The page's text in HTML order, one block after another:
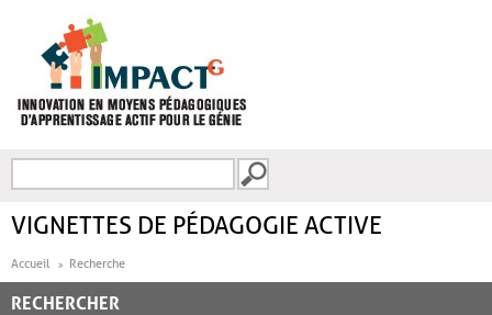
FORMULAIRE DE
VIGNETTES DE PÉDAGOGIE ACTIVE
Accueil Recherche
RECHERCHER